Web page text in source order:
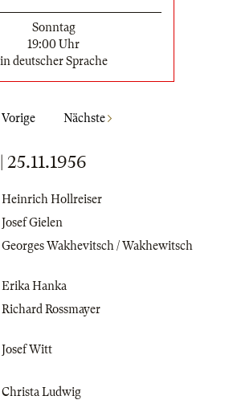
Sonntag
19:00 Uhr
in deutscher Sprache
Nächste
Heinrich Hollreiser
Josef Gielen
Georges Wakhevitsch / Wakhewitsch
Erika Hanka
Richard Rossmayer
Josef Witt
Christa Ludwig